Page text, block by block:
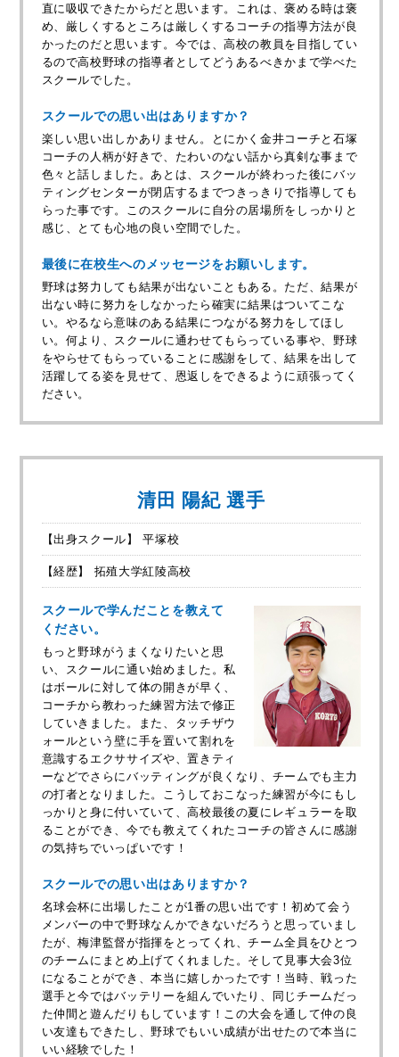
直に吸収できたからだと思います。これは、褒める時は褒
め、厳しくするところは厳しくするコーチの指導方法が良
かったのだと思います。今では、高校の教員を目指してい
るので高校野球の指導者としてどうあるべきかまで学べた
スクールでした。
スクールでの思い出はありますか？
楽しい思い出しかありません。とにかく金井コーチと石塚
コーチの人柄が好きで、たわいのない話から真剣な事まで
色々と話しました。あとは、スクールが終わった後にバッ
ティングセンターが閉店するまでつきっきりで指導しても
らった事です。このスクールに自分の居場所をしっかりと
感じ、とても心地の良い空間でした。
最後に在校生へのメッセージをお願いします。
野球は努力しても結果が出ないこともある。ただ、結果が
出ない時に努力をしなかったら確実に結果はついてこな
い。やるなら意味のある結果につながる努力をしてほし
い。何より、スクールに通わせてもらっている事や、野球
をやらせてもらっていることに感謝をして、結果を出して
活躍してる姿を見せて、恩返しをできるように頑張ってく
ださい。
清田 陽紀 選手
【出身スクール】 平塚校
【経歴】 拓殖大学紅陵高校
スクールで学んだことを教えて
ください。
もっと野球がうまくなりたいと思
い、スクールに通い始めました。私
はボールに対して体の開きが早く、
コーチから教わった練習方法で修正
していきました。また、タッチザウ
ォールという壁に手を置いて割れを
意識するエクササイズや、置きティ
ーなどでさらにバッティングが良くなり、チームでも主力
の打者となりました。こうしておこなった練習が今にもし
っかりと身に付いていて、高校最後の夏にレギュラーを取
ることができ、今でも教えてくれたコーチの皆さんに感謝
の気持ちでいっぱいです！
スクールでの思い出はありますか？
名球会杯に出場したことが1番の思い出です！初めて会う
メンバーの中で野球なんかできないだろうと思っていまし
たが、梅津監督が指揮をとってくれ、チーム全員をひとつ
のチームにまとめ上げてくれました。そして見事大会3位
になることができ、本当に嬉しかったです！当時、戦った
選手と今ではバッテリーを組んでいたり、同じチームだっ
た仲間と遊んだりもしています！この大会を通して仲の良
い友達もできたし、野球でもいい成績が出せたので本当に
いい経験でした！